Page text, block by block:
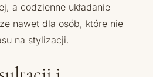
a codzienne układanie
nawet dla osób, które nie
na stylizacji.